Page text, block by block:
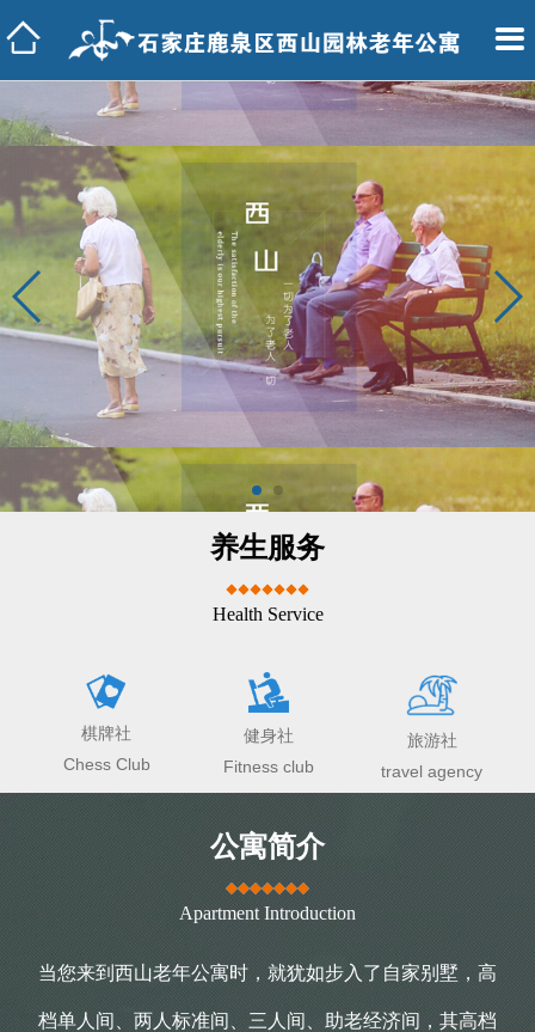
养生服务
Health Service
棋牌社
Chess Club
健身社
Fitness club
旅游社
travel agency
公寓简介
Apartment Introduction
当您来到西山老年公寓时，就犹如步入了自家别墅，高
档单人间、两人标准间、三人间、助老经济间，其高档